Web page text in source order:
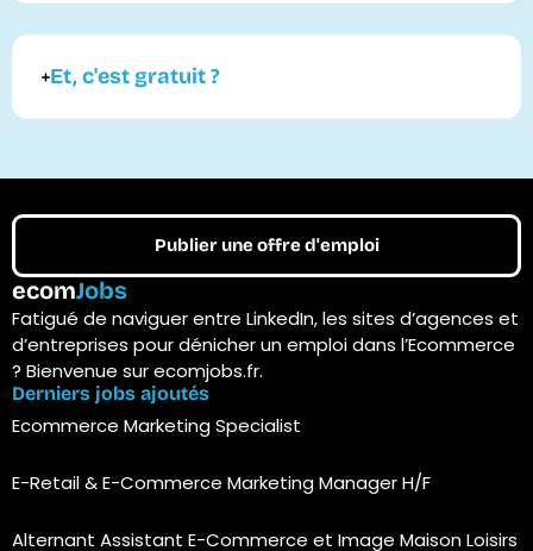
Et, c'est gratuit ?
ecomJobs
Fatigué de naviguer entre LinkedIn, les sites d’agences et
d’entreprises pour dénicher un emploi dans l’Ecommerce
? Bienvenue sur ecomjobs.fr.
Publier une offre d'emploi
Derniers jobs ajoutés
Ecommerce Marketing Specialist
E-Retail & E-Commerce Marketing Manager H/F
Alternant Assistant E-Commerce et Image Maison Loisirs